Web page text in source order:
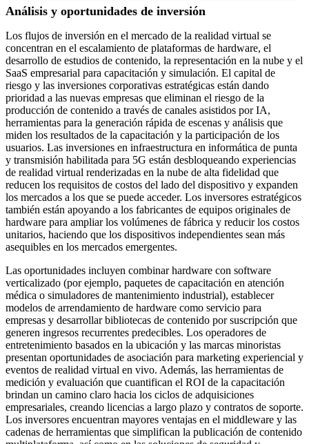
Análisis y oportunidades de inversión
Los flujos de inversión en el mercado de la realidad virtual se
concentran en el escalamiento de plataformas de hardware, el
desarrollo de estudios de contenido, la representación en la nube y el
SaaS empresarial para capacitación y simulación. El capital de
riesgo y las inversiones corporativas estratégicas están dando
prioridad a las nuevas empresas que eliminan el riesgo de la
producción de contenido a través de canales asistidos por IA,
herramientas para la generación rápida de escenas y análisis que
miden los resultados de la capacitación y la participación de los
usuarios. Las inversiones en infraestructura en informática de punta
y transmisión habilitada para 5G están desbloqueando experiencias
de realidad virtual renderizadas en la nube de alta fidelidad que
reducen los requisitos de costos del lado del dispositivo y expanden
los mercados a los que se puede acceder. Los inversores estratégicos
también están apoyando a los fabricantes de equipos originales de
hardware para ampliar los volúmenes de fábrica y reducir los costos
unitarios, haciendo que los dispositivos independientes sean más
asequibles en los mercados emergentes.
Las oportunidades incluyen combinar hardware con software
verticalizado (por ejemplo, paquetes de capacitación en atención
médica o simuladores de mantenimiento industrial), establecer
modelos de arrendamiento de hardware como servicio para
empresas y desarrollar bibliotecas de contenido por suscripción que
generen ingresos recurrentes predecibles. Los operadores de
entretenimiento basados ​​en la ubicación y las marcas minoristas
presentan oportunidades de asociación para marketing experiencial y
eventos de realidad virtual en vivo. Además, las herramientas de
medición y evaluación que cuantifican el ROI de la capacitación
brindan un camino claro hacia los ciclos de adquisiciones
empresariales, creando licencias a largo plazo y contratos de soporte.
Los inversores encuentran mayores ventajas en el middleware y las
cadenas de herramientas que simplifican la publicación de contenido